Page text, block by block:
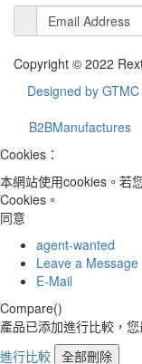
Copyright © 2022
Designed by GTMC
B2BManufactures
Cookies：
本網站使用cookies。若
Cookies。
同意
agent-wanted
Leave a Message
E-Mail
Compare()
產品已添加進行比較，
進行比較 全部刪除